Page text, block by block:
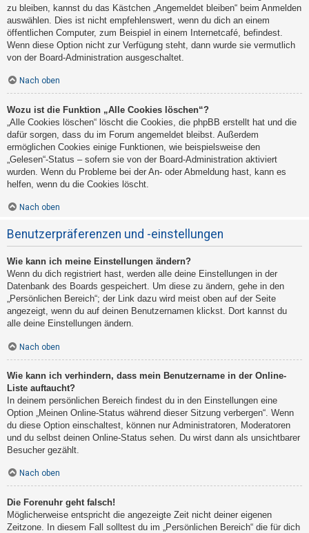
zu bleiben, kannst du das Kästchen „Angemeldet bleiben“ beim Anmelden
auswählen. Dies ist nicht empfehlenswert, wenn du dich an einem
öffentlichen Computer, zum Beispiel in einem Internetcafé, befindest.
Wenn diese Option nicht zur Verfügung steht, dann wurde sie vermutlich
von der Board-Administration ausgeschaltet.
Nach oben
Wozu ist die Funktion „Alle Cookies löschen“?
„Alle Cookies löschen“ löscht die Cookies, die phpBB erstellt hat und die
dafür sorgen, dass du im Forum angemeldet bleibst. Außerdem
ermöglichen Cookies einige Funktionen, wie beispielsweise den
„Gelesen“-Status – sofern sie von der Board-Administration aktiviert
wurden. Wenn du Probleme bei der An- oder Abmeldung hast, kann es
helfen, wenn du die Cookies löscht.
Nach oben
Benutzerpräferenzen und -einstellungen
Wie kann ich meine Einstellungen ändern?
Wenn du dich registriert hast, werden alle deine Einstellungen in der
Datenbank des Boards gespeichert. Um diese zu ändern, gehe in den
„Persönlichen Bereich“; der Link dazu wird meist oben auf der Seite
angezeigt, wenn du auf deinen Benutzernamen klickst. Dort kannst du
alle deine Einstellungen ändern.
Nach oben
Wie kann ich verhindern, dass mein Benutzername in der Online-
Liste auftaucht?
In deinem persönlichen Bereich findest du in den Einstellungen eine
Option „Meinen Online-Status während dieser Sitzung verbergen“. Wenn
du diese Option einschaltest, können nur Administratoren, Moderatoren
und du selbst deinen Online-Status sehen. Du wirst dann als unsichtbarer
Besucher gezählt.
Nach oben
Die Forenuhr geht falsch!
Möglicherweise entspricht die angezeigte Zeit nicht deiner eigenen
Zeitzone. In diesem Fall solltest du im „Persönlichen Bereich“ die für dich